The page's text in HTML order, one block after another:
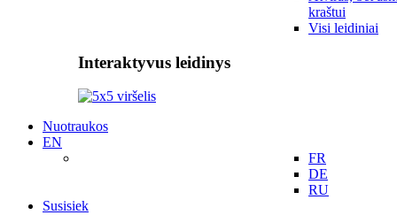
kraštui
Visi leidiniai
Interaktyvus leidinys
Nuotraukos
EN
FR
DE
RU
Susisiek